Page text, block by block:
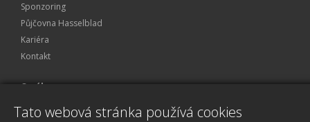
Sponzoring
Půjčovna Hasselblad
Kariéra
Kontakt
O nákupu
Obchodní podmínky
Tato webová stránka používá cookies